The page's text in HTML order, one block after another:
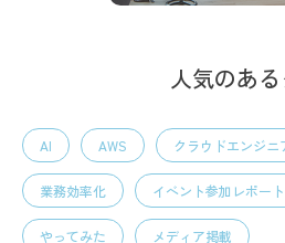
人気のあ
AI AWS クラウドエンジニ
業務効率化 イベント参加レポート
やってみた メディア掲載